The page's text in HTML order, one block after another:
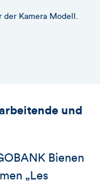
Kamera Modell.
und
Bienen
„Les